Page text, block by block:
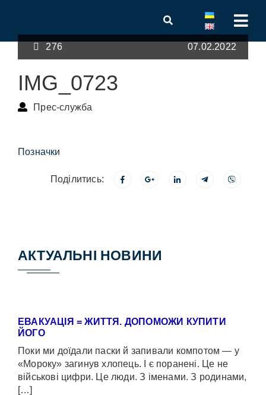
276 07.02.2022
IMG_0723
Прес-служба
Позначки
Поділитись:
АКТУАЛЬНІ НОВИНИ
ЕВАКУАЦІЯ = ЖИТТЯ. ДОПОМОЖИ КУПИТИ
ЙОГО
Поки ми доїдали паски й запивали компотом — у
«Мороку» загинув хлопець. І є поранені. Це не
військові цифри. Це люди. З іменами. З родинами,
[…]